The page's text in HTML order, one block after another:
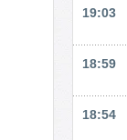
19:03
18:59
18:54